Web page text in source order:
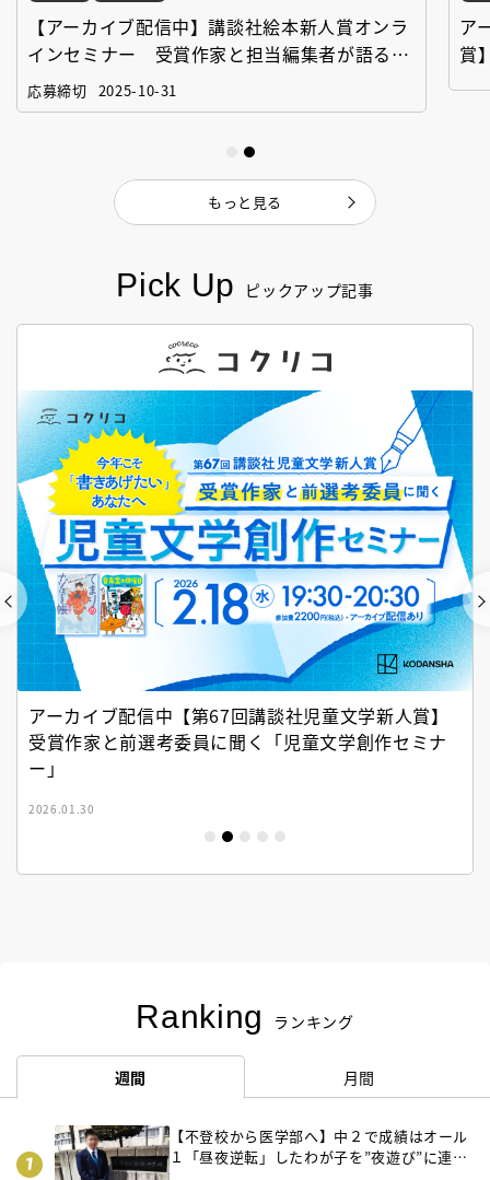
Pick Up ピックアップ記事
アーカイブ配信中【第67回講談社児童文学新人賞】
受賞作家と前選考委員に聞く「児童文学創作セミナ
ー」
2026.01.30
Ranking ランキング
週間 月間
【不登校から医学部へ】中２で成績はオール
１「昼夜逆転」したわが子を”夜遊び”に連れ
【アーカイブ配信中】講談社絵本新人賞オンラ
インセミナー 受賞作家と担当編集者が語る
「絵本創作実践講座」
応募締切 2025-10-31
ア
賞
もっと見る